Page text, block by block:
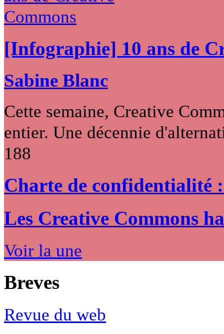
[Infographie] 10 ans de
Sabine Blanc
Cette semaine, Creative
entier. Une décennie
188
Charte de confidentialité
Les Creative Commons
Voir la une
Breves
Revue du web